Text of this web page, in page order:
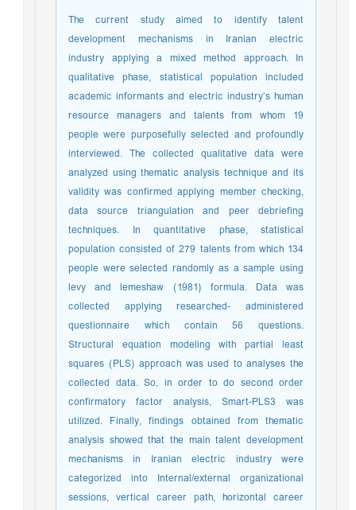
The current study aimed to identify talent
development mechanisms in Iranian electric
industry applying a mixed method approach. In
qualitative phase, statistical population included
academic informants and electric industry’s human
resource managers and talents from whom 19
people were purposefully selected and profoundly
interviewed. The collected qualitative data were
analyzed using thematic analysis technique and its
validity was confirmed applying member checking,
data source triangulation and peer debriefing
techniques. In quantitative phase, statistical
population consisted of 279 talents from which 134
people were selected randomly as a sample using
levy and lemeshaw (1981) formula. Data was
collected applying researched- administered
questionnaire which contain 56 questions.
Structural equation modeling with partial least
squares (PLS) approach was used to analyses the
collected data. So, in order to do second order
confirmatory factor analysis, Smart-PLS3 was
utilized. Finally, findings obtained from thematic
analysis showed that the main talent development
mechanisms in Iranian electric industry were
categorized into Internal/external organizational
sessions, vertical career path, horizontal career